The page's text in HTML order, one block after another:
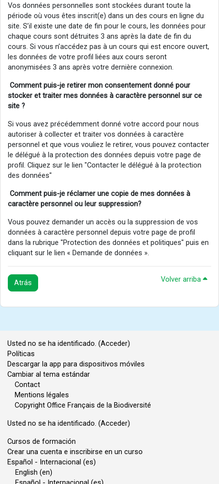
Vos données personnelles sont stockées durant toute la
période où vous êtes inscrit(e) dans un des cours en ligne du
site. S’il existe une date de fin pour le cours, les données pour
chaque cours sont détruites 3 ans après la date de fin du
cours. Si vous n’accédez pas à un cours qui est encore ouvert,
les données de votre profil liées aux cours seront
anonymisées 3 ans après votre dernière connexion.
Comment puis-je retirer mon consentement donné pour
stocker et traiter mes données à caractère personnel sur ce
site ?
Si vous avez précédemment donné votre accord pour nous
autoriser à collecter et traiter vos données à caractère
personnel et que vous vouliez le retirer, vous pouvez contacter
le délégué à la protection des données depuis votre page de
profil. Cliquez sur le lien "Contacter le délégué à la protection
des données"
Comment puis-je réclamerune copie de mes données à
caractère personnel ou leursuppression?
Vous pouvez demander un accès ou la suppression de vos
données à caractère personnel depuis votre page de profil
dans la rubrique "Protection des données et politiques" puis en
cliquant sur le lien « Demande de données ».
Atrás Volver arriba
Usted no se ha identificado. (Acceder)
Políticas
Descargar la app para dispositivos móviles
Cambiar al tema estándar
Contact
Mentions légales
Copyright Office Français de la Biodiversité
Usted no se ha identificado. (Acceder)
Cursos de formación
Crear una cuenta e inscribirse en un curso
Español - Internacional ‎(es)‎
English ‎(en)‎